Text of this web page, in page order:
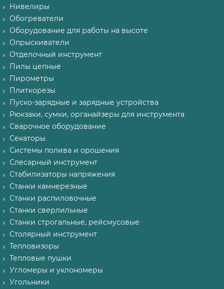
Нивелиры
Обогреватели
Оборудование для работы на высоте
Опрыскиватели
Отделочный инструмент
Пилы цепные
Пирометры
Плиткорезы
Пуско-зарядные и зарядные устройства
Рюкзаки, сумки, органайзеры для инструмента
Сварочное оборудование
Секаторы
Системы полива и орошения
Слесарный инструмент
Стабилизаторы напряжения
Станки камнерезные
Станки распиловочные
Станки сверлильные
Станки строгальные, рейсмусовые
Столярный инструмент
Тепловизоры
Тепловые пушки
Угломеры и уклономеры
Угольники